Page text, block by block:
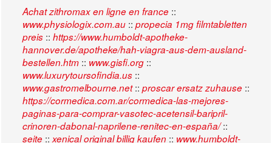
Achat zithromax en ligne en france ::
www.physiologix.com.au :: propecia 1mg filmtabletten
preis :: https://www.humboldt-apotheke-
hannover.de/apotheke/hah-viagra-aus-dem-ausland-
bestellen.htm :: www.gisfi.org ::
www.luxurytoursofindia.us ::
www.gastromelbourne.net:: proscar ersatz zuhause ::
https://cormedica.com.ar/cormedica-las-mejores-
paginas-para-comprar-vasotec-acetensil-baripril-
crinoren-dabonal-naprilene-renitec-en-españa/::
seite :: xenical original billig kaufen :: www.humboldt-